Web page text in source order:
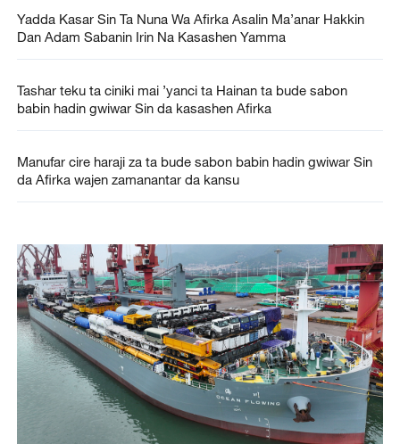
Yadda Kasar Sin Ta Nuna Wa Afirka Asalin Ma’anar Hakkin
Dan Adam Sabanin Irin Na Kasashen Yamma
Tashar teku ta ciniki mai ’yanci ta Hainan ta bude sabon
babin hadin gwiwar Sin da kasashen Afirka
Manufar cire haraji za ta bude sabon babin hadin gwiwar Sin
da Afirka wajen zamanantar da kansu